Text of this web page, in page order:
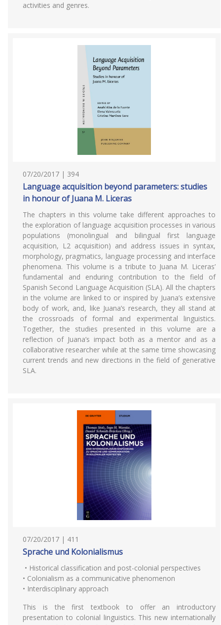
activities and genres.
07/20/2017 | 394
Language acquisition beyond parameters: studies
in honour of Juana M. Liceras
The chapters in this volume take different approaches to
the exploration of language acquisition processes in various
populations (monolingual and bilingual first language
acquisition, L2 acquisition) and address issues in syntax,
morphology, pragmatics, language processing and interface
phenomena. This volume is a tribute to Juana M. Liceras’
fundamental and enduring contribution to the field of
Spanish Second Language Acquisition (SLA). All the chapters
in the volume are linked to or inspired by Juana’s extensive
body of work, and, like Juana’s research, they all stand at
the crossroads of formal and experimental linguistics.
Together, the studies presented in this volume are a
reflection of Juana’s impact both as a mentor and as a
collaborative researcher while at the same time showcasing
current trends and new directions in the field of generative
SLA.
07/20/2017 | 411
Sprache und Kolonialismus
• Historical classification and post-colonial perspectives
• Colonialism as a communicative phenomenon
• Interdisciplinary approach
This is the first textbook to offer an introductory
presentation to colonial linguistics. This new internationally